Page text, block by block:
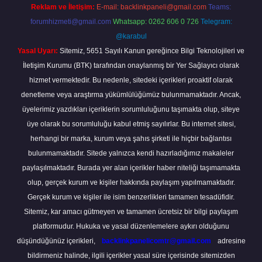
Reklam ve İletişim: E-mail: backlinkpaneli@gmail.com Teams:
forumhizmeti@gmail.com Whatsapp: 0262 606 0 726 Telegram:
@karabul
Yasal Uyarı: Sitemiz, 5651 Sayılı Kanun gereğince Bilgi Teknolojileri ve
İletişim Kurumu (BTK) tarafından onaylanmış bir Yer Sağlayıcı olarak
hizmet vermektedir. Bu nedenle, sitedeki içerikleri proaktif olarak
denetleme veya araştırma yükümlülüğümüz bulunmamaktadır. Ancak,
üyelerimiz yazdıkları içeriklerin sorumluluğunu taşımakta olup, siteye
üye olarak bu sorumluluğu kabul etmiş sayılırlar. Bu internet sitesi,
herhangi bir marka, kurum veya şahıs şirketi ile hiçbir bağlantısı
bulunmamaktadır. Sitede yalnızca kendi hazırladığımız makaleler
paylaşılmaktadır. Burada yer alan içerikler haber niteliği taşımamakta
olup, gerçek kurum ve kişiler hakkında paylaşım yapılmamaktadır.
Gerçek kurum ve kişiler ile isim benzerlikleri tamamen tesadüfidir.
Sitemiz, kar amacı gütmeyen ve tamamen ücretsiz bir bilgi paylaşım
platformudur. Hukuka ve yasal düzenlemelere aykırı olduğunu
düşündüğünüz içerikleri,
backlinkpanelicomtr@gmail.com
adresine
bildirmeniz halinde, ilgili içerikler yasal süre içerisinde sitemizden